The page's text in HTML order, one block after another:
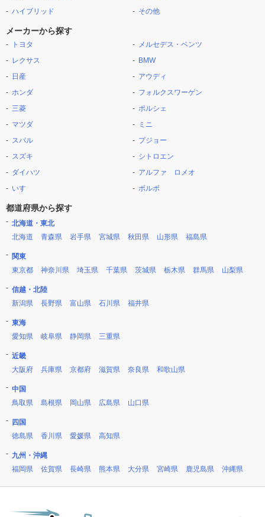
ハイブリッド
その他
メーカーから探す
トヨタ
レクサス
日産
ホンダ
三菱
マツダ
スバル
スズキ
ダイハツ
いすゞ
メルセデス・ベンツ
BMW
アウディ
フォルクスワーゲン
ポルシェ
ミニ
プジョー
シトロエン
アルファ ロメオ
ボルボ
都道府県から探す
北海道・東北
北海道
青森県 岩手県 宮城県 秋田県 山形県 福島県
関東
東京都
神奈川県 埼玉県 千葉県 茨城県 栃木県 群馬県 山梨県
信越・北陸
新潟県
長野県 富山県 石川県 福井県
東海
愛知県
岐阜県 静岡県 三重県
近畿
大阪府
兵庫県 京都府 滋賀県 奈良県 和歌山県
中国
鳥取県
島根県 岡山県 広島県 山口県
四国
徳島県
香川県 愛媛県 高知県
九州・沖縄
福岡県
佐賀県 長崎県 熊本県 大分県 宮崎県 鹿児島県 沖縄県